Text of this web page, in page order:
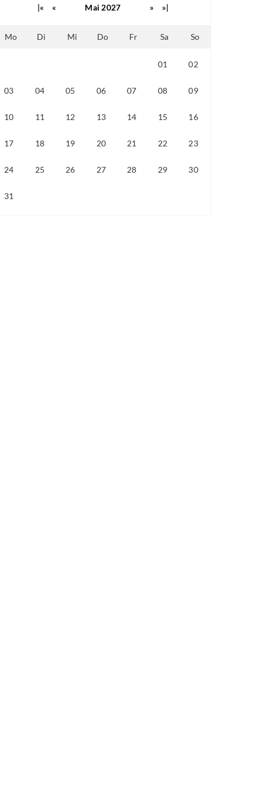
|« « Mai 2027 » »|
Mo Di Mi Do Fr Sa So
01 02
03 04 05 06 07 08 09
10 11 12 13 14 15 16
17 18 19 20 21 22 23
24 25 26 27 28 29 30
31